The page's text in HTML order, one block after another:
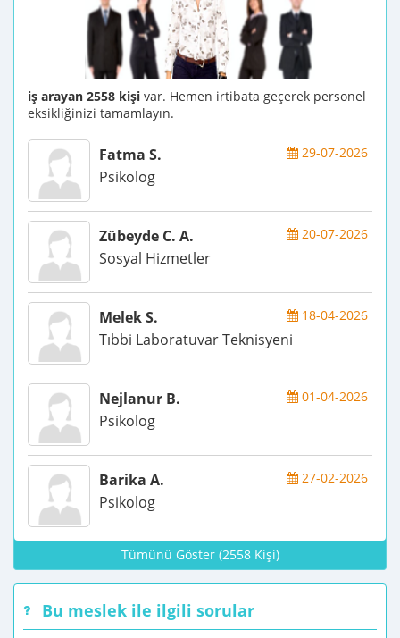
iş arayan 2558 kişi var. Hemen irtibata geçerek personel
eksikliğinizi tamamlayın.
29-07-2026
Fatma S.
Psikolog
20-07-2026
Zübeyde C. A.
Sosyal Hizmetler
18-04-2026
Melek S.
Tıbbi Laboratuvar Teknisyeni
01-04-2026
Nejlanur B.
Psikolog
27-02-2026
Barika A.
Psikolog
Tümünü Göster (2558 Kişi)
Bu meslek ile ilgili sorular